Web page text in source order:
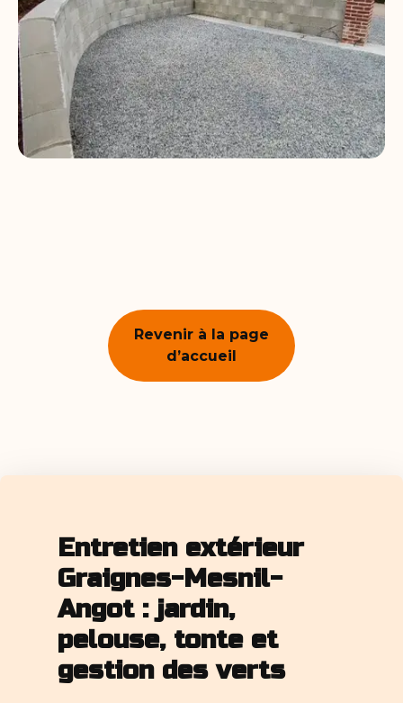
Revenir à la page
d’accueil
Entretien extérieur
Graignes-Mesnil-
Angot : jardin,
pelouse, tonte et
gestion des verts